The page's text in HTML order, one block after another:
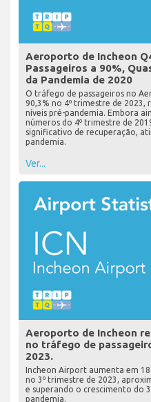
Aeroporto de Incheon
Passageiros a 90%,
da Pandemia de 2020
O tráfego de passageiros no
90,3% no 4º trimestre de
níveis pré-pandemia. Embora
números do 4º trimestre de
significativo de recuperação,
pandemia.
Ver...
Aeroporto de Incheon
no tráfego de
2023.
Incheon Airport aumenta em
no 3º trimestre de 2023,
e superando o crescimento do
pandemia.